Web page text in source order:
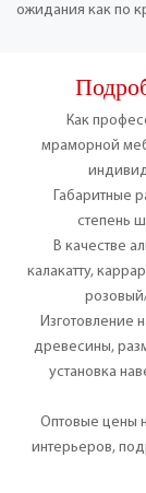
ожидания как по
Как
мраморной
Габаритные
степень
В качестве
калакатту,
Изготовление
древесины,
установка
Оптовые цены
интерьеров,